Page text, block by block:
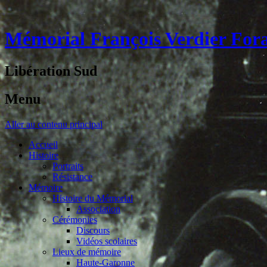
Mémorial François Verdier
Libération Sud
Menu
Aller au contenu principal
Accueil
Histoire
Portraits
Résistance
Mémoire
Histoire du Mémorial
Association
Cérémonies
Discours
Vidéos scolaires
Lieux de mémoire
Haute-Garonne